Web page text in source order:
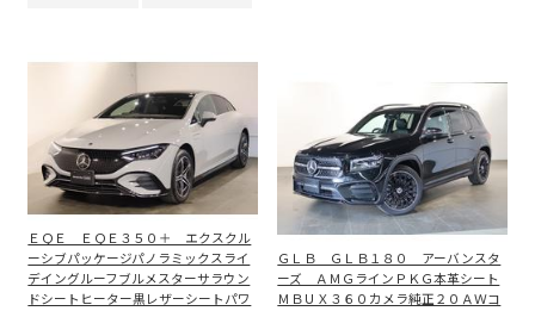
ＥＱＥ ＥＱＥ３５０＋ エクスクル
ーシブパッケージパノラミックスライ
デイングルーフブルメスターサラウン
ドシートヒーター黒レザーシートパワ
ＧＬＢ ＧＬＢ１８０ アーバンスタ
ーズ ＡＭＧラインＰＫＧ本革シート
ＭＢＵＸ３６０カメラ純正２０ＡＷコ